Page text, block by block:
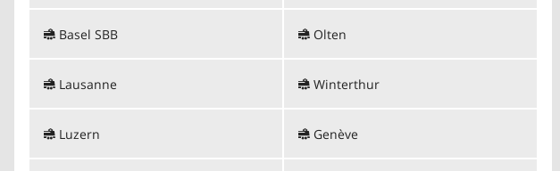
Basel SBB
Lausanne
Luzern
Olten
Winterthur
Genève